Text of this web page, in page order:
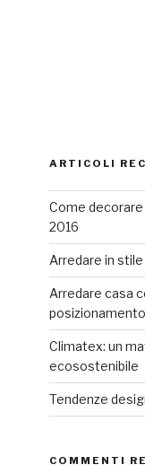
ARTICOLI
Come
2016
Arredare in
Arredare casa
posizionamento
Climatex: un
ecosostenibile
Tendenze
COMMENTI